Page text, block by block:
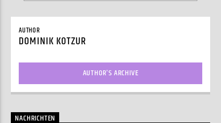
AUTHOR
DOMINIK KOTZUR
AUTHOR'S ARCHIVE
NACHRICHTEN